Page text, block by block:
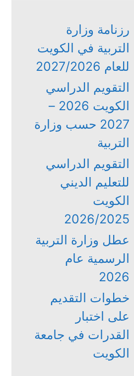
رزنامة وزارة
التربية في الكويت
للعام 2027/2026
التقويم الدراسي
الكويت 2026 –
2027 حسب وزارة
التربية
التقويم الدراسي
للتعليم الديني
الكويت
2026/2025
عطل وزارة التربية
الرسمية عام
2026
خطوات التقديم
على اختبار
القدرات في جامعة
الكويت